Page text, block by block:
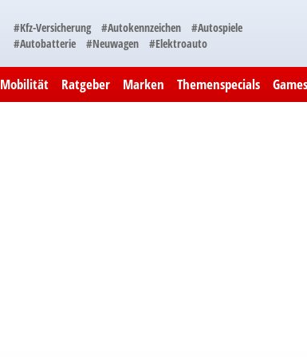
#Kfz-Versicherung #Autokennzeichen
#Autospiele
#Autobatterie
#Neuwagen #Elektroauto
Mobilität Ratgeber Marken Themenspecials Games